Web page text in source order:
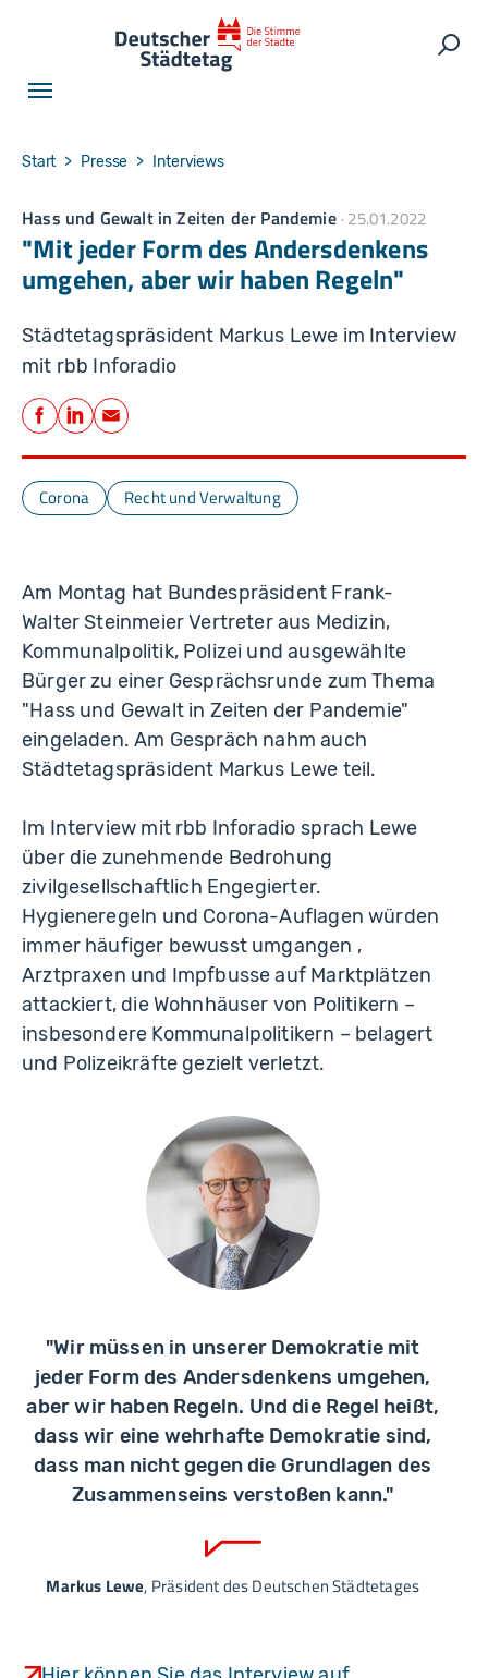
You are here:
Start Presse Interviews
Hass und Gewalt in Zeiten der Pandemie 25.01.2022
"Mit jeder Form des Andersdenkens
umgehen, aber wir haben Regeln"
Städtetagspräsident Markus Lewe im Interview
mit rbb Inforadio
Teilen
Facebook
LinkedIn
E-Mail
Corona Recht und Verwaltung
Am Montag hat Bundespräsident Frank-
Walter Steinmeier Vertreter aus Medizin,
Kommunalpolitik, Polizei und ausgewählte
Bürger zu einer Gesprächsrunde zum Thema
"Hass und Gewalt in Zeiten der Pandemie"
eingeladen. Am Gespräch nahm auch
Städtetagspräsident Markus Lewe teil.
Im Interview mit rbb Inforadio sprach Lewe
über die zunehmende Bedrohung
zivilgesellschaftlich Engegierter.
Hygieneregeln und Corona-Auflagen würden
immer häufiger bewusst umgangen ,
Arztpraxen und Impfbusse auf Marktplätzen
attackiert, die Wohnhäuser von Politikern –
insbesondere Kommunalpolitikern – belagert
und Polizeikräfte gezielt verletzt.
"Wir müssen in unserer Demokratie mit
jeder Form des Andersdenkens umgehen,
aber wir haben Regeln. Und die Regel heißt,
dass wir eine wehrhafte Demokratie sind,
dass man nicht gegen die Grundlagen des
Zusammenseins verstoßen kann."
Markus Lewe, Präsident des Deutschen Städtetages